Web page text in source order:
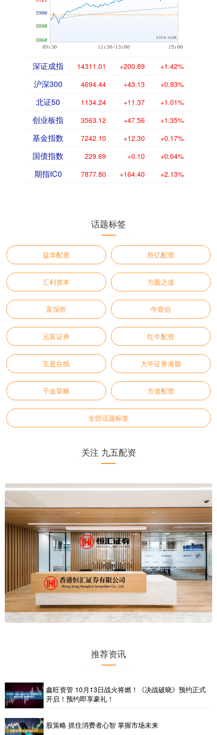
深证成指 14311.01 +200.89 +1.42%
沪深300 4694.44 +43.13 +0.93%
北证50 1134.24 +11.37 +1.01%
创业板指 3563.12 +47.56 +1.35%
基金指数 7242.10 +12.30 +0.17%
国债指数 229.69 +0.10 +0.04%
期指IC0 7877.80 +164.40 +2.13%
话题标签
益丰配资 胜亿配资
汇利资本 方圆之道
富深所 牛壹佰
元富证券 红牛配资
互盈在线 大牛证券港股
千金策略 方道配资
全部话题标签
关注 九五配资
推荐资讯
鑫旺资管 10月13日战火将燃！《决战破晓》预约正式
开启！预约即享豪礼！
股策略 抓住消费者心智 掌握市场未来